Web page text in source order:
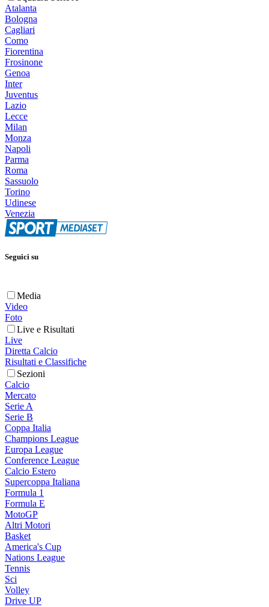
Atalanta
Bologna
Cagliari
Como
Fiorentina
Frosinone
Genoa
Inter
Juventus
Lazio
Lecce
Milan
Monza
Napoli
Parma
Roma
Sassuolo
Torino
Udinese
Venezia
Seguici su
Media
Video
Foto
Live e Risultati
Live
Diretta Calcio
Risultati e Classifiche
Sezioni
Calcio
Mercato
Serie A
Serie B
Coppa Italia
Champions League
Europa League
Conference League
Calcio Estero
Supercoppa Italiana
Formula 1
Formula E
MotoGP
Altri Motori
Basket
America's Cup
Nations League
Tennis
Sci
Volley
Drive UP